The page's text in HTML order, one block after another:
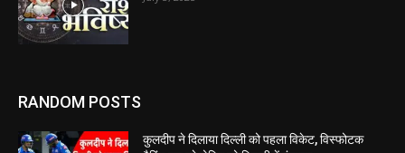
RANDOM POSTS
कुलदीप ने दिलाया दिल्ली को पहला विकेट, विस्फोटक